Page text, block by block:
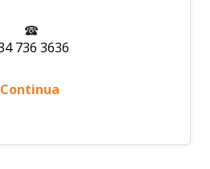
736 3636
Continua